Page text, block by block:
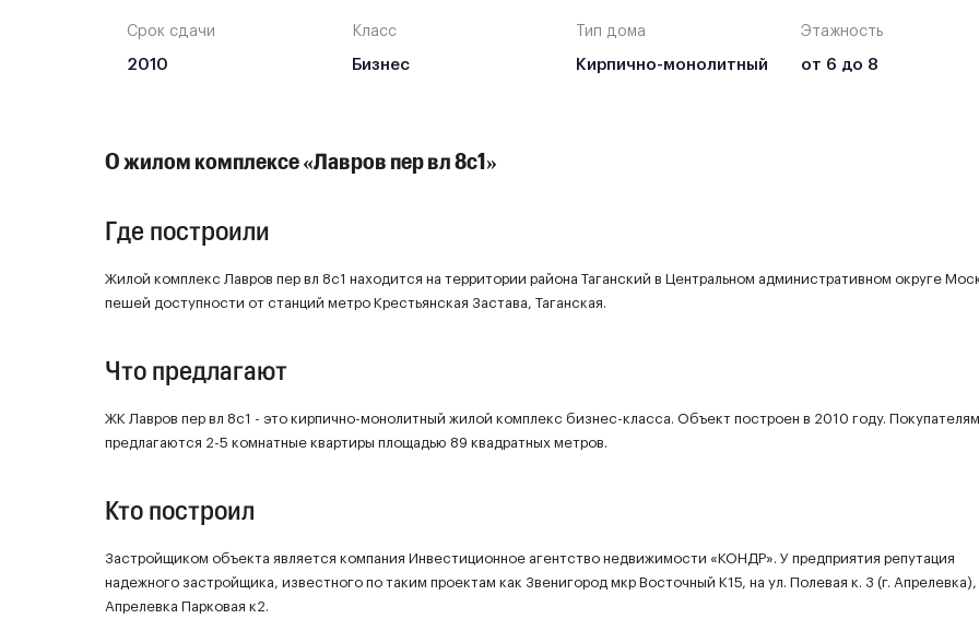
Срок сдачи
2010
Класс
Бизнес
Тип дома
Кирпично-монолитный
Этажность
от 6 до 8
О жилом комплексе «Лавров пер вл 8с1»
Где построили
Жилой комплекс Лавров пер вл 8с1 находится на территории района Таганский в Центральном административном округе
пешей доступности от станций метро Крестьянская Застава, Таганская.
Что предлагают
ЖК Лавров пер вл 8с1 - это кирпично-монолитный жилой комплекс бизнес-класса. Объект построен в 2010 году. Покупателям
предлагаются 2-5 комнатные квартиры площадью 89 квадратных метров.
Кто построил
Застройщиком объекта является компания Инвестиционное агентство недвижимости «КОНДР». У предприятия репутация
надежного застройщика, известного по таким проектам как Звенигород мкр Восточный К15, на ул. Полевая к. 3 (г. Апрелевка),
Апрелевка Парковая к2.